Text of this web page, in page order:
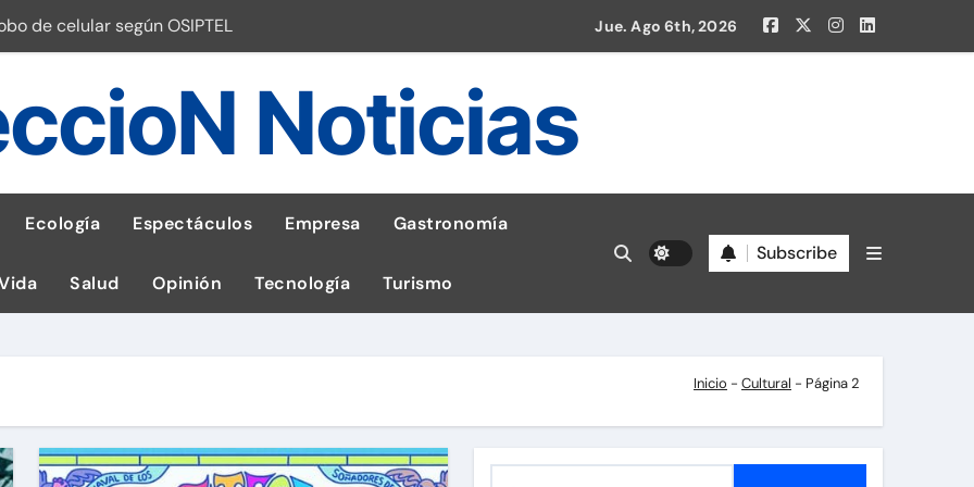
de celular según OSIPTEL
¡Descarga la app de Meridianbet y gana una jugada gratis en la Liga 1!
inspirado en la fuerza de un volcán
1,600 equipos educativos
por ignorar distancias de seguridad
Jue. Ago 6th, 2026
Noticias
Ecología Espectáculos Empresa Gastronomía
Salud Opinión Tecnología Turismo
Subscribe
Inicio - Cultural - Página 2